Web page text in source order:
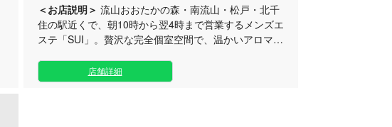
＜お店説明＞ 流山おおたかの森・南流山・松戸・北千
住の駅近くで、朝10時から翌4時まで営業するメンズエ
ステ「SUI」。贅沢な完全個室空間で、温かいアロマオ
ト空間で、プロのセラピストがお客様お一人おひとり
店舗詳細